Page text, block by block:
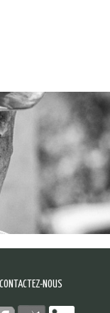
CONTACTEZ-NOUS